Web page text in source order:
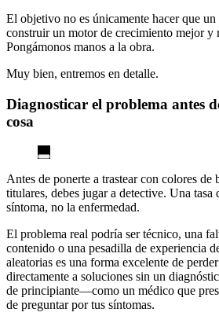
El objetivo no es únicamente hacer que
construir un motor de crecimiento mejor y
Pongámonos manos a la obra.
Muy bien, entremos en detalle.
Diagnosticar el problema antes
cosa
Antes de ponerte a trastear con colores de
titulares, debes jugar a detective. Una tasa
síntoma, no la enfermedad.
El problema real podría ser técnico, una
contenido o una pesadilla de experiencia
aleatorias es una forma excelente de
directamente a soluciones sin un
de principiante—como un médico que
de preguntar por tus síntomas.